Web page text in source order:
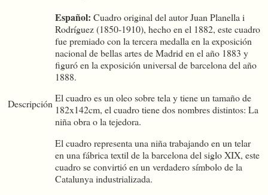
Descripción
Español: Cuadro original del autor Juan Planella i
Rodríguez (1850-1910), hecho en el 1882, este cuadro
fue premiado con la tercera medalla en la exposición
nacional de bellas artes de Madrid en el año 1883 y
figuró en la exposición universal de barcelona del año
1888.
El cuadro es un oleo sobre tela y tiene un tamaño de
182x142cm, el cuadro tiene dos nombres distintos: La
niña obra o la tejedora.
El cuadro representa una niña trabajando en un telar
en una fábrica textil de la barcelona del siglo XIX, este
cuadro se convirtió en un verdadero símbolo de la
Catalunya industrializada.